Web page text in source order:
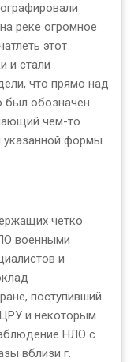
реке огромное
этот
и стали
что прямо над
был обозначен
чем-то
формы
четко
военными
и
поступивший
и некоторым
НЛО с
вблизи г.